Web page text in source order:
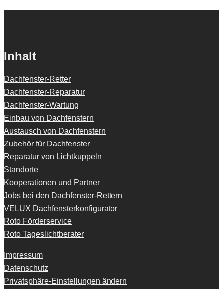
Inhalt
Dachfenster-Retter
Dachfenster-Reparatur
Dachfenster-Wartung
Einbau von Dachfenstern
Austausch von Dachfenstern
Zubehör für Dachfenster
Reparatur von Lichtkuppeln
Standorte
Kooperationen und Partner
Jobs bei den Dachfenster-Rettern
VELUX Dachfensterkonfigurator
Roto Förderservice
Roto Tageslichtberater
Impressum
Datenschutz
Privatsphäre-Einstellungen ändern